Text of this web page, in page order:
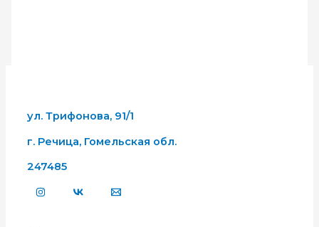
ул. Трифонова, 91/1
г. Речица, Гомельская обл.
247485